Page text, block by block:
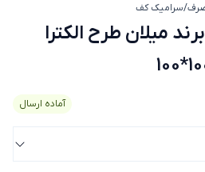
/سرامیک کف
میلان طرح الکترا
آماده ارسال